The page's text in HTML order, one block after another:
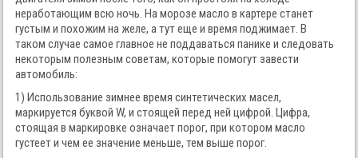
неработающим всю ночь. На морозе масло в картере станет
густым и похожим на желе, а тут еще и время поджимает. В
таком случае самое главное не поддаваться панике и следовать
некоторым полезным советам, которые помогут завести
автомобиль:
1) Использование зимнее время синтетических масел,
маркируется буквой W, и стоящей перед ней цифрой. Цифра,
стоящая в маркировке означает порог, при котором масло
густеет и чем ее значение меньше, тем выше порог.